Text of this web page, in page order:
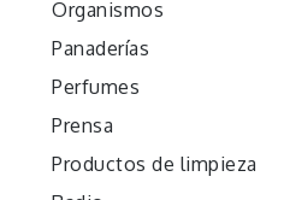
Organismos
Panaderías
Perfumes
Prensa
Productos de limpieza